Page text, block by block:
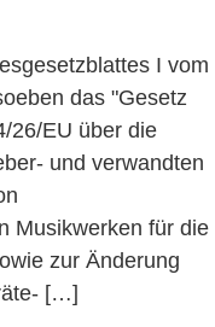
I vom
das "Gesetz
26/EU über die
und verwandten
Musikwerken für die
zur Änderung
[…]